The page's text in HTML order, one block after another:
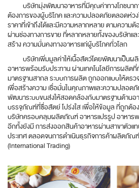
บริษัทมุ่งพัฒนาอาหารที่มีคุณค่าทางโภชนา
ต้องการของผู้บริโภค และความปลอดภัยตลอดห่
ราคาที่เข้าถึงได้และมีความหลากหลาย ตามความ
ผ่านช่องทางการขาย ที่หลากหลายทั้งของบริษัทแล
สร้าง ความมั่นคงทางอาหารแก่ผู้บริโภคทั่วโลก
บริษัทเพิ่มมูลค่าให้เนื้อสัตว์โดยพัฒนาเป็นผ
อาหารพร้อมรับประทาน ผ่านเทคโนโลยีการผลิต
มาตรฐานสากล ระบบการผลิต ถูกออกแบบให้ตร
เพื่อสร้างความ เชื่อมั่นในคุณภาพและความปลอด
พัฒนาระบบขนส่งให้สอดคล้องกับมาตรฐานด้านอ
บรรจุภัณฑ์ที่ซื่อสัตย์ โปร่งใส เพื่อให้ข้อมูล ที่ถูกต้อ
บริษัทครอบคลุมผลิตภัณฑ์ อาหารแปรรูป อาหาร
อีกทั้งยังมี การส่งออกสินค้าอาหารผ่านสาขาตัวแท
ประเทศ ตลอดจนการดำเนินธุรกิจการค้าผลิตภัณฑ์
(International Trading)